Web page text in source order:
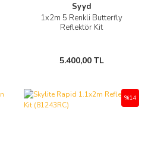
Syyd
1x2m 5 Renkli Butterfly
Reflektör Kit
5.400,00 TL
%14